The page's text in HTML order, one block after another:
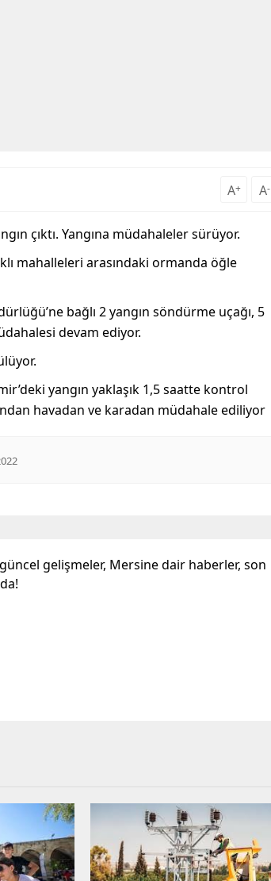
A+ A-
çıktı. Yangına müdahaleler sürüyor.
mahalleleri arasındaki ormanda öğle
bağlı 2 yangın söndürme uçağı, 5
devam ediyor.
yangın yaklaşık 1,5 saatte kontrol
havadan ve karadan müdahale ediliyor
gelişmeler, Mersine dair haberler, son